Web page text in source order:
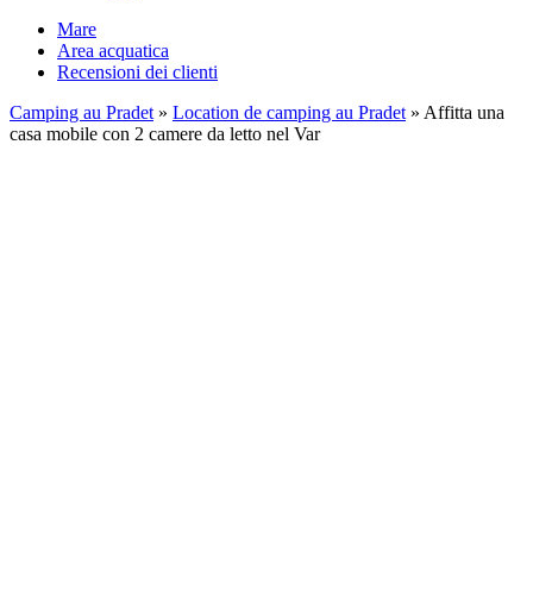
Mare
Area acquatica
Recensioni dei clienti
Camping au Pradet » Location de camping au Pradet » Affitta una
casa mobile con 2 camere da letto nel Var